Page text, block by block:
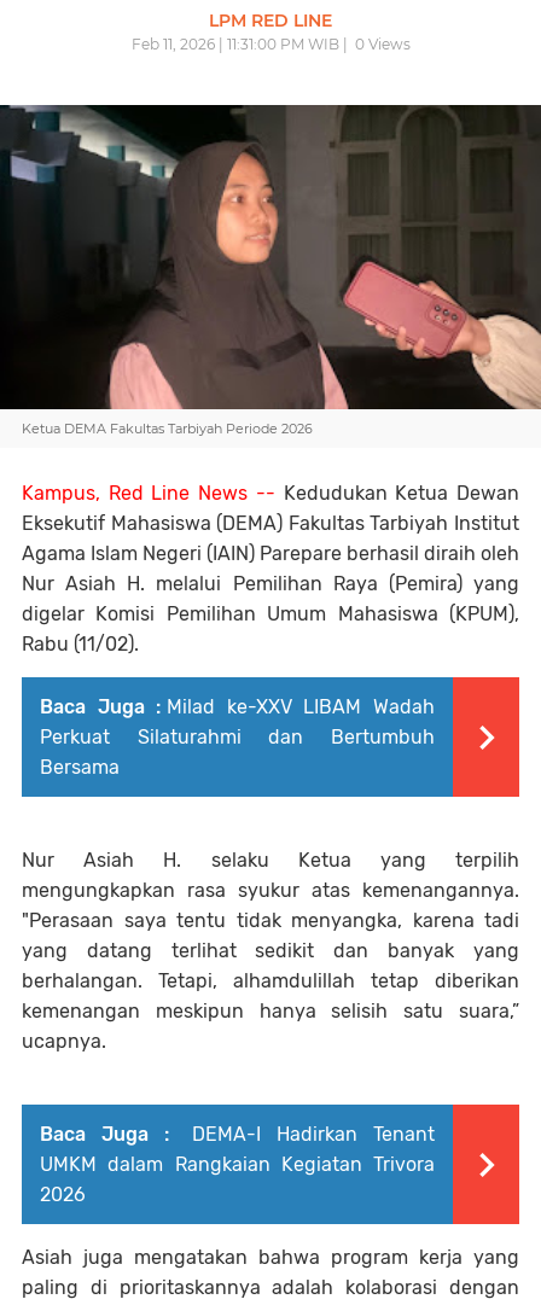
LPM RED LINE
Feb 11, 2026 | 11:31:00 PM WIB | 0Views
Ketua DEMA Fakultas Tarbiyah Periode 2026
Kampus, Red Line News -- Kedudukan Ketua Dewan
Eksekutif Mahasiswa (DEMA) Fakultas Tarbiyah Institut
Agama Islam Negeri (IAIN) Parepare berhasil diraih oleh
Nur Asiah H. melalui Pemilihan Raya (Pemira) yang
digelar Komisi Pemilihan Umum Mahasiswa (KPUM),
Rabu (11/02).
Baca Juga : Milad ke-XXV LIBAM Wadah
Perkuat Silaturahmi dan Bertumbuh
Bersama
Nur Asiah H. selaku Ketua yang terpilih
mengungkapkan rasa syukur atas kemenangannya.
"Perasaan saya tentu tidak menyangka, karena tadi
yang datang terlihat sedikit dan banyak yang
berhalangan. Tetapi, alhamdulillah tetap diberikan
kemenangan meskipun hanya selisih satu suara,”
ucapnya.
Baca Juga :
DEMA-I Hadirkan Tenant
UMKM dalam Rangkaian Kegiatan Trivora
2026
Asiah juga mengatakan bahwa program kerja yang
paling di prioritaskannya adalah kolaborasi dengan